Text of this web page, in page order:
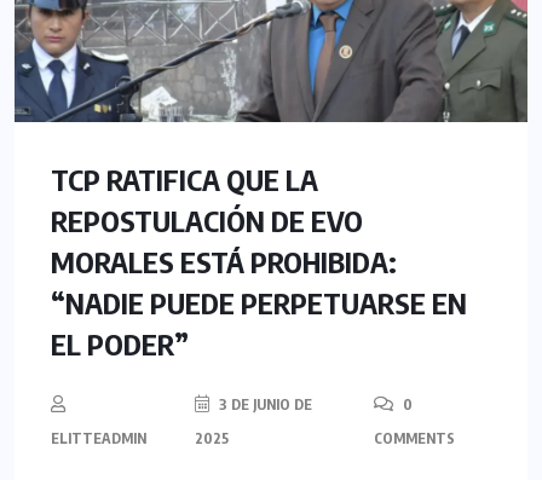
TCP RATIFICA QUE LA
REPOSTULACIÓN DE EVO
MORALES ESTÁ PROHIBIDA:
“NADIE PUEDE PERPETUARSE EN
EL PODER”
ELITTEADMIN
3 DE JUNIO DE
2025
0
COMMENTS